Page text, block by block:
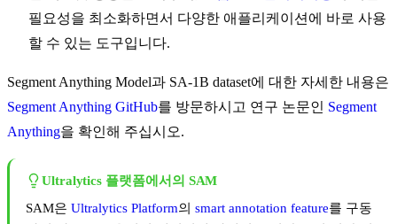
필요성을 최소화하면서 다양한 애플리케이션에 바로 사용
할 수 있는 도구입니다.
Segment Anything Model과 SA-1B dataset에 대한 자세한 내용은
Segment Anything GitHub를 방문하시고 연구 논문인 Segment
Anything을 확인해 주십시오.
Ultralytics 플랫폼에서의 SAM
SAM은 Ultralytics Platform의 smart annotation feature를 구동